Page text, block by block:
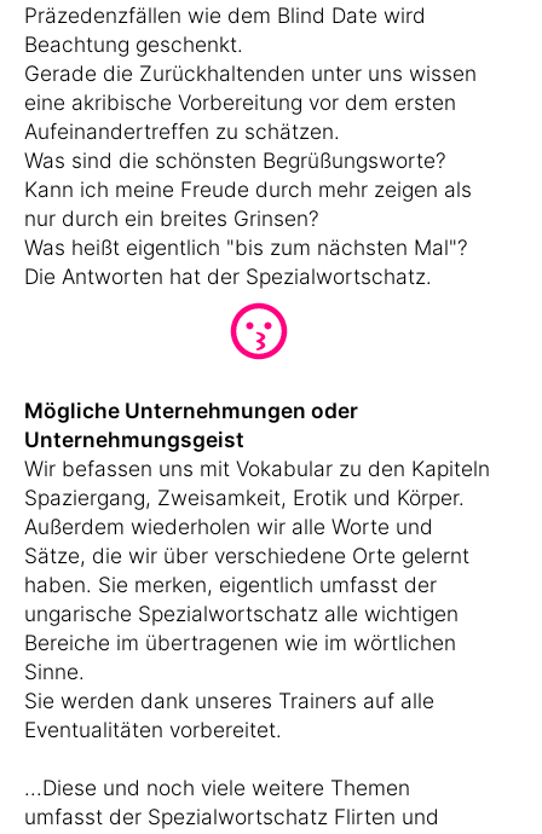
Präzedenzfällen wie dem Blind Date wird
Beachtung geschenkt.
Gerade die Zurückhaltenden unter uns wissen
eine akribische Vorbereitung vor dem ersten
Aufeinandertreffen zu schätzen.
Was sind die schönsten Begrüßungsworte?
Kann ich meine Freude durch mehr zeigen als
nur durch ein breites Grinsen?
Was heißt eigentlich "bis zum nächsten Mal"?
Die Antworten hat der Spezialwortschatz.
Mögliche Unternehmungen oder
Unternehmungsgeist
Wir befassen uns mit Vokabular zu den Kapiteln
Spaziergang, Zweisamkeit, Erotik und Körper.
Außerdem wiederholen wir alle Worte und
Sätze, die wir über verschiedene Orte gelernt
haben. Sie merken, eigentlich umfasst der
ungarische Spezialwortschatz alle wichtigen
Bereiche im übertragenen wie im wörtlichen
Sinne.
Sie werden dank unseres Trainers auf alle
Eventualitäten vorbereitet.
...Diese und noch viele weitere Themen
umfasst der Spezialwortschatz Flirten und